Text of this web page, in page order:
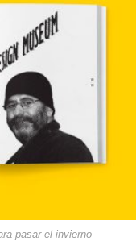
pasar el invierno